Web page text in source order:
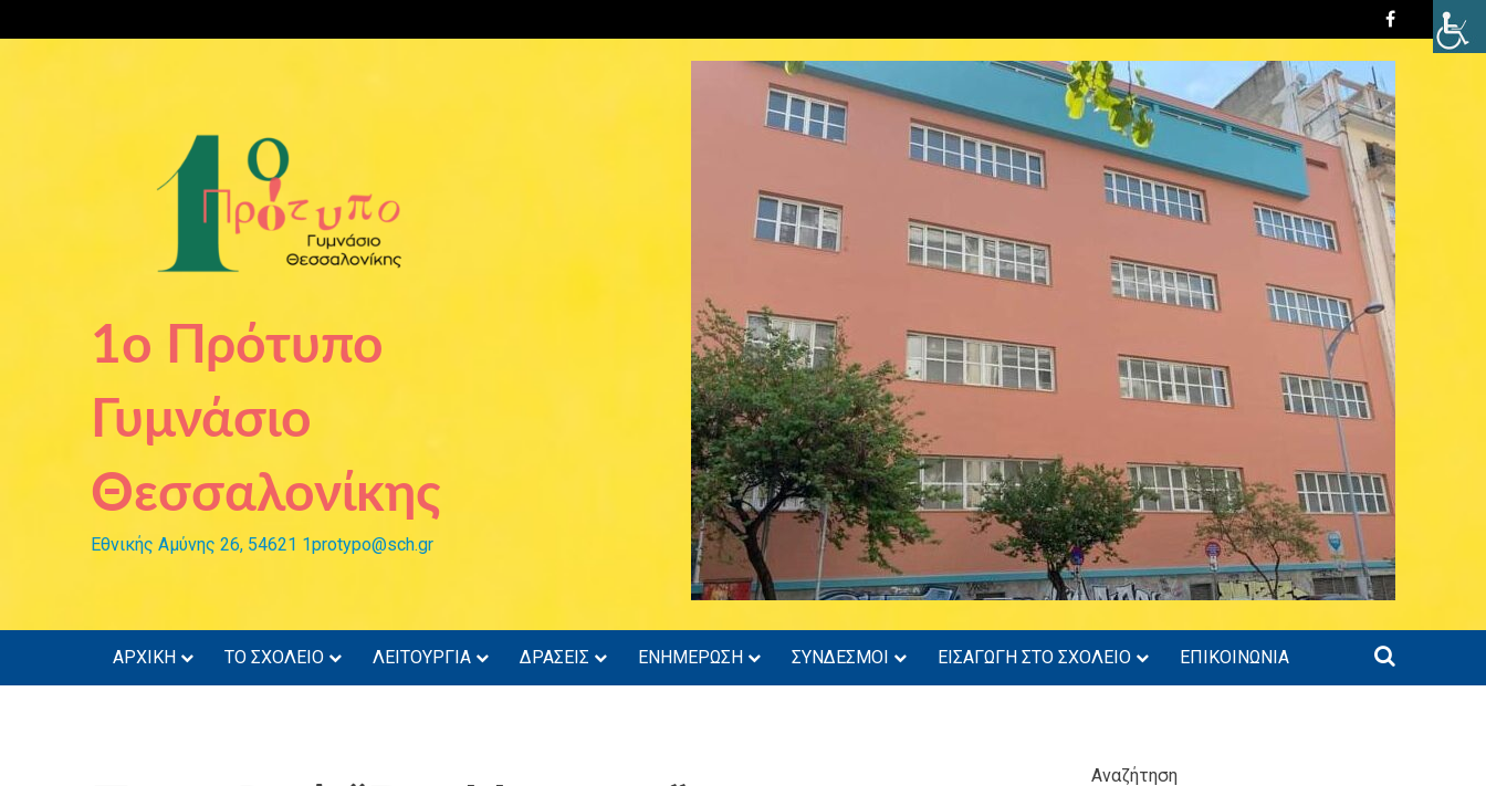
στο
1ο Πρότυπο
Γυμνάσιο
Θεσσαλονίκης
Εθνικής Αμύνης 26, 54621 1protypo@sch.gr
ΑΡΧΙΚΗ ΤΟ ΣΧΟΛΕΙΟ ΛΕΙΤΟΥΡΓΙΑ ΔΡΑΣΕΙΣ ΕΝΗΜΕΡΩΣΗ ΣΥΝΔΕΣΜΟΙ ΕΙΣΑΓΩΓΗ ΣΤΟ ΣΧΟΛΕΙΟ ΕΠΙΚΟΙΝΩΝΙΑ
Αναζήτηση